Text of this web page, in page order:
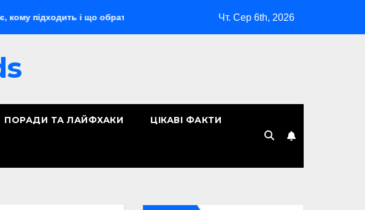
і що обрати «Макіяж без макіяжу»: як японська декоративна
Чт. Сер 6th, 2026
ПОРАДИ ТА ЛАЙФХАКИ ЦІКАВІ ФАКТИ